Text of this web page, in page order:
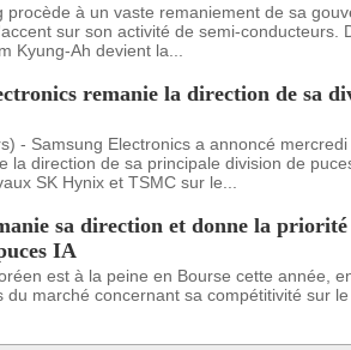
procède à un vaste remaniement de sa
sur son activité de semi-conducteurs.
Kyung-Ah devient la...
remanie la direction de sa
- Samsung Electronics a annoncé mercredi
la direction de sa principale division de
SK Hynix et TSMC sur le...
sa direction et donne la
IA
est à la peine en Bourse cette année,
du marché concernant sa compétitivité sur